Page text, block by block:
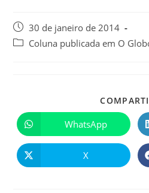
30 de janeiro de 2014
Coluna publicada em O
WhatsApp
X